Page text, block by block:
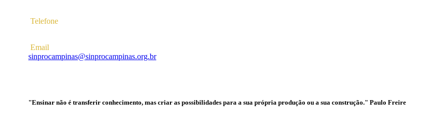
Telefone
Email
sinprocampinas@sinprocampinas.org.br
"Ensinar não é transferir conhecimento, mas criar as possibilidades para a sua própria produção ou a sua construção." Paulo Freire